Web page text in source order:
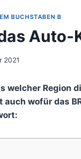
BUCHSTABEN B
Auto-
2021
welcher Region
auch wofür das